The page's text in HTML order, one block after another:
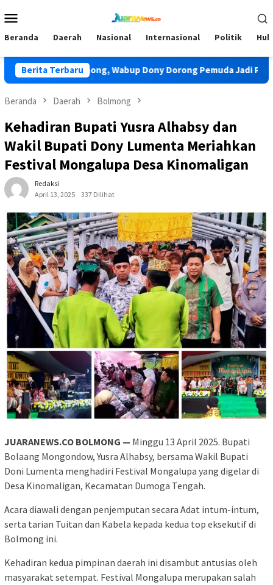
ke
Mobile
Beranda Daerah Nasional Internasional Politik
Berita Terbaru
Bolmong, Wabup Dony Dorong Pemuda Jadi Pengawal
Beranda Daerah Bolmong
Kehadiran Bupati Yusra Alhabsy dan
Wakil Bupati Dony Lumenta Meriahkan
Festival Mongalupa Desa Kinomaligan
Redaksi
April 13, 2025
337 Dilihat
JUARANEWS.CO BOLMONG — Minggu 13 April 2025. Bupati
Bolaang Mongondow, Yusra Alhabsy, bersama Wakil Bupati
Doni Lumenta menghadiri Festival Mongalupa yang digelar di
Desa Kinomaligan, Kecamatan Dumoga Tengah.
Acara diawali dengan penjemputan secara Adat intum-intum,
serta tarian Tuitan dan Kabela kepada kedua top eksekutif di
Bolmong ini.
Kehadiran kedua pimpinan daerah ini disambut antusias oleh
masyarakat setempat. Festival Mongalupa merupakan salah